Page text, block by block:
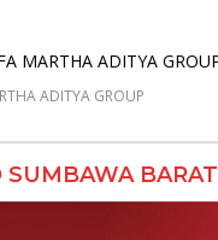
ADITYA GROUP
SUMBAWA BARAT